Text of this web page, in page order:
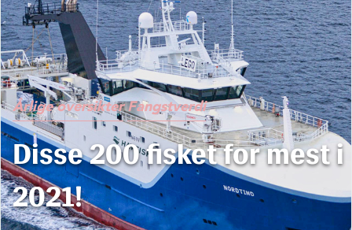
Årlige oversikter Fangstverdi
Disse 200 fisket for mest i
2021!